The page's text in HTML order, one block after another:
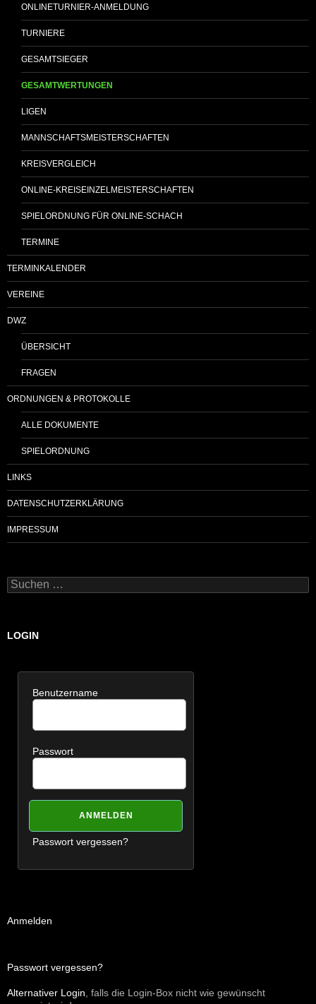
ONLINETURNIER-ANMELDUNG
TURNIERE
GESAMTSIEGER
GESAMTWERTUNGEN
LIGEN
MANNSCHAFTSMEISTERSCHAFTEN
KREISVERGLEICH
ONLINE-KREISEINZELMEISTERSCHAFTEN
SPIELORDNUNG FÜR ONLINE-SCHACH
TERMINE
TERMINKALENDER
VEREINE
DWZ
ÜBERSICHT
FRAGEN
ORDNUNGEN & PROTOKOLLE
ALLE DOKUMENTE
SPIELORDNUNG
LINKS
DATENSCHUTZERKLÄRUNG
IMPRESSUM
Suchen
nach:
LOGIN
Benutzername
Passwort
Passwort vergessen?
Anmelden
Passwort vergessen?
Alternativer Login , falls die Login-Box nicht wie gewünscht